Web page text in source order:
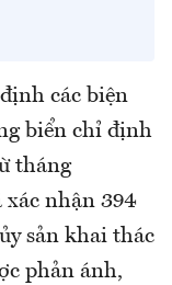
các biện
biển chỉ định
tháng
xác nhận 394
sản khai thác
phản ánh,